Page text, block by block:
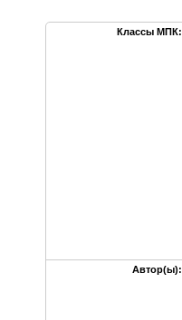
Классы МПК:
Автор(ы):